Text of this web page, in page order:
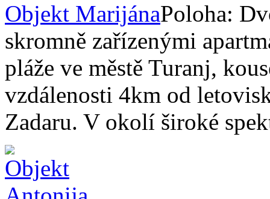
Objekt MarijánaPoloha:
skromně zařízenými
pláže ve městě Turanj,
vzdálenosti 4km od
Zadaru. V okolí široké